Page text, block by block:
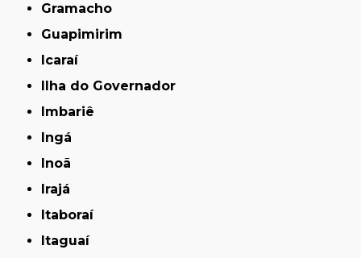
Gramacho
Guapimirim
Icaraí
Ilha do Governador
Imbariê
Ingá
Inoã
Irajá
Itaboraí
Itaguaí